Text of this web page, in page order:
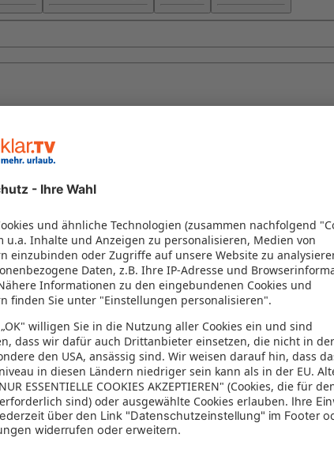
Specials und weitere Top-Angebote bei sonnenklar.TV: